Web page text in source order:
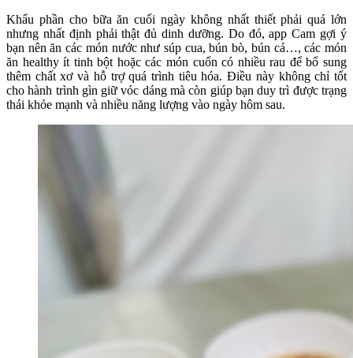
Khẩu phần cho bữa ăn cuối ngày không nhất thiết phải quá lớn
nhưng nhất định phải thật đủ dinh dưỡng. Do đó, app Cam gợi ý
bạn nên ăn các món nước như súp cua, bún bò, bún cá…, các món
ăn healthy ít tinh bột hoặc các món cuốn có nhiều rau để bổ sung
thêm chất xơ và hỗ trợ quá trình tiêu hóa. Điều này không chỉ tốt
cho hành trình gìn giữ vóc dáng mà còn giúp bạn duy trì được trạng
thái khỏe mạnh và nhiều năng lượng vào ngày hôm sau.